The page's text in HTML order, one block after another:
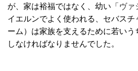
が、家は裕福ではなく、幼い「ヴァ
イエルンでよく使われる、セバスチ
ーム）は家族を支えるために若いう
しなければなりませんでした。